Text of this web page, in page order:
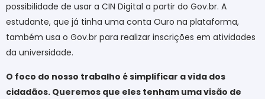
possibilidade de usar a CIN Digital a partir do Gov.br. A
estudante, que já tinha uma conta Ouro na plataforma,
também usa o Gov.br para realizar inscrições em atividades
da universidade.
O foco do nosso trabalho é simplificar a vida dos
cidadãos. Queremos que eles tenham uma visão de